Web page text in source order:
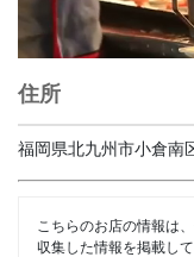
住所
福岡県北九州市小倉南
こちらのお店の情報は
収集した情報を掲載し